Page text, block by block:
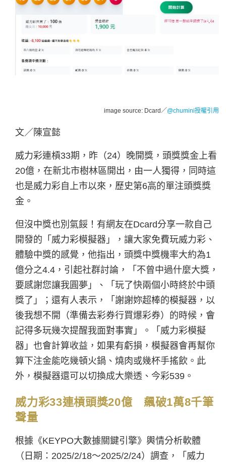
image source: Dcard／@chumini授權引用
文／陳宣懿
威力彩連槓33期，昨（24）晚開獎，頭獎獎金上看
20億，在新北市樹林區開出，由一人獨得，同時這
也是威力彩自上市以來，歷史第6高的單注頭獎獎
金。
但沒中獎也別氣餒！有網友在Dcard分享一款自己
開發的「威力彩模擬器」，讓大家免費玩威力彩、
體驗中獎的感覺，他指出，頭獎中獎機率大約為1
億分之4.4，引起社群討論，「不曾中過什麼大獎，
要感謝您讓我圓夢」、「玩了快兩個小時終於中頭
獎了」；還有人表示，「謝謝妳超棒的模擬器，以
後我想不開（準備去彩券行買爆彩券）的時候，會
記得多玩幾次提醒我面對事實」。「威力彩模擬
器」也會計算收益，如果有虧損，模擬器會再幫你
算下注金能吃幾頓火鍋、燒肉或幾杯手搖飲。此
外，模擬器還可以切換成大樂透、今彩539。
威力彩33連槓頭獎20億 飆破1萬8千筆
聲量
根據《KEYPO大數據關鍵引擎》輿情分析軟體
（日期：2025/2/18～2025/2/24）調查，「威力